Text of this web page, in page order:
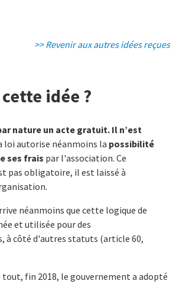
>> Revenir aux autres idées reçues
idée ?
nature un acte gratuit. Il n’est
loi autorise néanmoins la possibilité
ses frais par l'association. Ce
pas obligatoire, il est laissé à
néanmoins que cette logique de
et utilisée pour des
à côté d'autres statuts (article 60,
fin 2018, le gouvernement a adopté